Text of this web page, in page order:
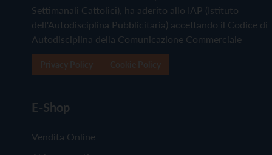
Settimanali Cattolici), ha aderito allo IAP (Istituto
dell'Autodisciplina Pubblicitaria) accettando il Codice di
Autodisciplina della Comunicazione Commerciale
E-Shop
Vendita Online